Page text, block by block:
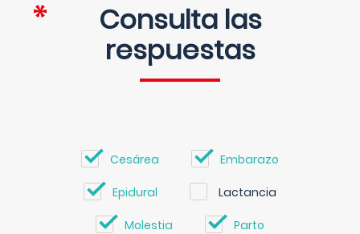
Consulta las
respuestas
Cesárea Embarazo
Epidural Lactancia
Molestia Parto